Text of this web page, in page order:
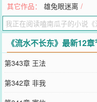
以养粟米，泥中求食，天随
至此，截激流，驯浩荡，削
风，须叫天下风水顺我。感
水路的王雍一家船毁人亡，
尸，喧嚣作罢，急住了与王
女，爱如珍宝，只恐将来王聿
鬼，自家明珠如何能许过去，
年以后，花烛成双，谢渟云：
至白首，难结同心。落水鬼：
落个同穴，何妨怨偶。
其它作品： 雄兔眼迷离 /
《流水不长东》最新12章
第343章 王法
第342章 非我